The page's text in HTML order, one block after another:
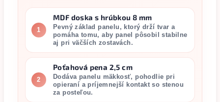
1
MDF doska s hrúbkou 8 mm
Pevný základ panelu, ktorý drží tvar a
pomáha tomu, aby panel pôsobil stabilne
aj pri väčších zostavách.
2
Poťahová pena 2,5 cm
Dodáva panelu mäkkosť, pohodlie pri
opieraní a príjemnejší kontakt so stenou
za posteľou.